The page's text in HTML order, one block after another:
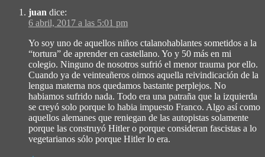
juan dice:
6 abril, 2017 a las 5:01 pm
Yo soy uno de aquellos niños ctalanohablantes sometidos a la
“tortura” de aprender en castellano. Yo y 50 más en mi
colegio. Ninguno de nosotros sufrió el menor trauma por ello.
Cuando ya de veinteañeros oimos aquella reivindicación de la
lengua materna nos quedamos bastante perplejos. No
habiamos sufrido nada. Todo era una patraña que la izquierda
se creyó solo porque lo habia impuesto Franco. Algo así como
aquellos alemanes que reniegan de las autopistas solamente
porque las construyó Hitler o porque consideran fascistas a lo
vegetarianos sólo porque Hitler lo era.